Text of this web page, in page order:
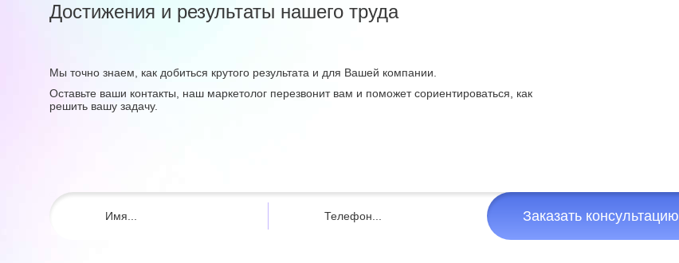
Достижения и результаты нашего труда
Мы точно знаем, как добиться крутого результата и для Вашей компании.
Оставьте ваши контакты, наш маркетолог перезвонит вам и поможет сориентироваться, как
решить вашу задачу.
Заказать консультацию